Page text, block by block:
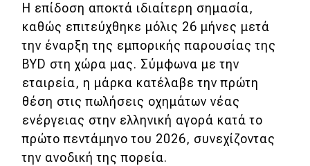
WRC
Motorsport
Eco
Νέα
Τεχνολογία
Η επίδοση αποκτά ιδιαίτερη σημασία,
καθώς επιτεύχθηκε μόλις 26 μήνες μετά
την έναρξη της εμπορικής παρουσίας της
BYD στη χώρα μας. Σύμφωνα με την
εταιρεία, η μάρκα κατέλαβε την πρώτη
θέση στις πωλήσεις οχημάτων νέας
ενέργειας στην ελληνική αγορά κατά το
πρώτο πεντάμηνο του 2026, συνεχίζοντας
την ανοδική της πορεία.